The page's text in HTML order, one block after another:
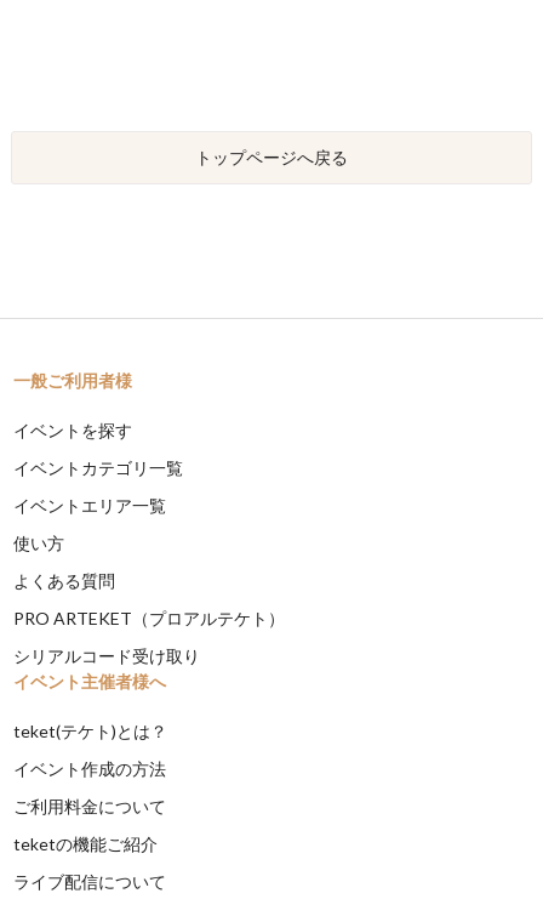
トップページへ戻る
一般ご利用者様
イベントを探す
イベントカテゴリ一覧
イベントエリア一覧
使い方
よくある質問
PRO ARTEKET（プロアルテケト）
シリアルコード受け取り
イベント主催者様へ
teket(テケト)とは？
イベント作成の方法
ご利用料金について
teketの機能ご紹介
ライブ配信について